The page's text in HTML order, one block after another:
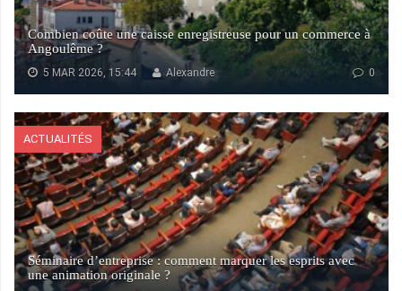
Combien coûte une caisse enregistreuse pour un commerce à
Angoulême ?
5 MAR 2026, 15:44 0
Alexandre
ACTUALITÉS
Séminaire d’entreprise : comment marquer les esprits avec
une animation originale ?